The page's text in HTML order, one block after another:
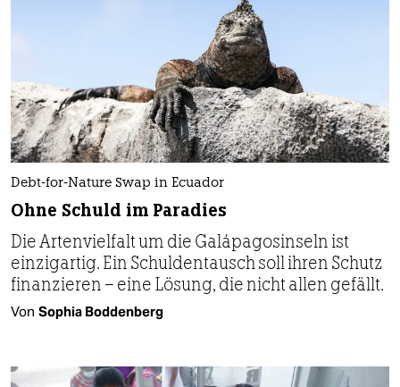
Debt-for-Nature Swap in Ecuador
Ohne Schuld im Paradies
Die Artenvielfalt um die Galápagosinseln ist
einzigartig. Ein Schuldentausch soll ihren Schutz
finanzieren – eine Lösung, die nicht allen gefällt.
Von Sophia Boddenberg